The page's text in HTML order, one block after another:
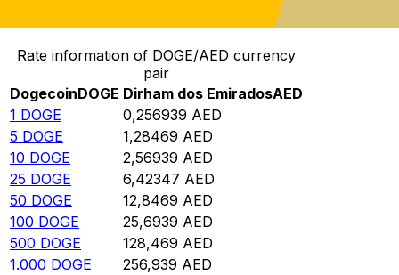
Converter Dogecoin para Dirham dos Emirados
Rate information of DOGE/AED currency
pair
DogecoinDOGE Dirham dos EmiradosAED
1 DOGE 0,256939 AED
5 DOGE 1,28469 AED
10 DOGE 2,56939 AED
25 DOGE 6,42347 AED
50 DOGE 12,8469 AED
100 DOGE 25,6939 AED
500 DOGE 128,469 AED
1.000 DOGE 256,939 AED